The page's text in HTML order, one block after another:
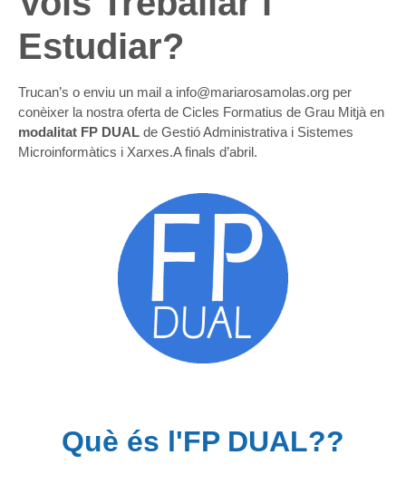
Estudiar?
Trucan’s o enviu un mail a info@mariarosamolas.org per
conèixer la nostra oferta de Cicles Formatius de Grau Mitjà en
modalitat FP DUAL de Gestió Administrativa i Sistemes
Microinformàtics i Xarxes.A finals d’abril.
Què és l'FP DUAL??